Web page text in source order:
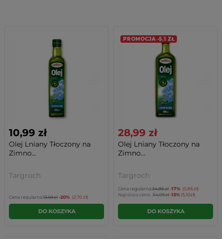
10,99 zł
Olej Lniany Tłoczony na
Zimno...
Targroch
Cena regularna:13,69 zł -20% (2,70 zł)
DO KOSZYKA
PROMOCJA -5.1 ZŁ
28,99 zł
Olej Lniany Tłoczony na
Zimno...
Targroch
Cena regularna:34,85 zł -17% (5,86 zł)
Najniższa cena: 34,09 zł-15% (5,10zł)
DO KOSZYKA